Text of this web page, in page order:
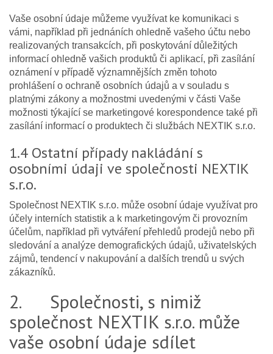
Vaše osobní údaje můžeme využívat ke komunikaci s
vámi, například při jednáních ohledně vašeho účtu nebo
realizovaných transakcích, při poskytování důležitých
informací ohledně vašich produktů či aplikací, při zasílání
oznámení v případě významnějších změn tohoto
prohlášení o ochraně osobních údajů a v souladu s
platnými zákony a možnostmi uvedenými v části Vaše
možnosti týkající se marketingové korespondence také při
zasílání informací o produktech či službách NEXTIK s.r.o.
1.4 Ostatní případy nakládání s
osobními údaji ve společnosti NEXTIK
s.r.o.
Společnost NEXTIK s.r.o. může osobní údaje využívat pro
účely interních statistik a k marketingovým či provozním
účelům, například při vytváření přehledů prodejů nebo při
sledování a analýze demografických údajů, uživatelských
zájmů, tendencí v nakupování a dalších trendů u svých
zákazníků.
2. Společnosti, s nimiž
společnost NEXTIK s.r.o. může
vaše osobní údaje sdílet